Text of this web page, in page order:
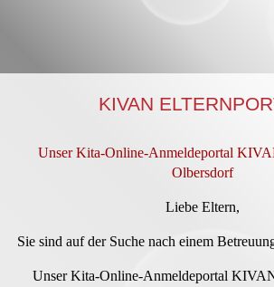
KIVAN
Unser Kita-Online-Anmeldeportal
Olbersdorf
Liebe Eltern,
Sie sind auf der Suche nach einem
Unser Kita-Online-Anmeldeportal